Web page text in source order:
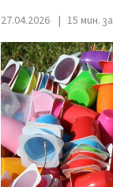
27.04.2026 15 мин.